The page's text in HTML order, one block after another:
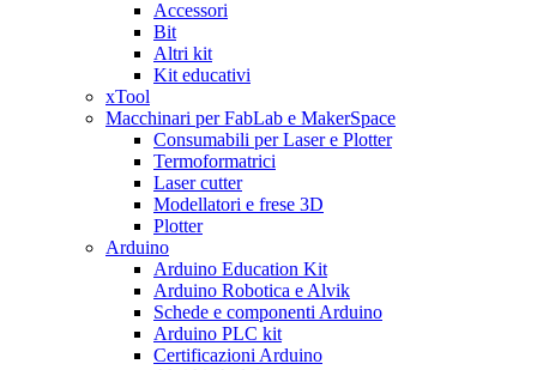
Accessori
Bit
Altri kit
Kit educativi
xTool
Macchinari per FabLab e MakerSpace
Consumabili per Laser e Plotter
Termoformatrici
Laser cutter
Modellatori e frese 3D
Plotter
Arduino
Arduino Education Kit
Arduino Robotica e Alvik
Schede e componenti Arduino
Arduino PLC kit
Certificazioni Arduino